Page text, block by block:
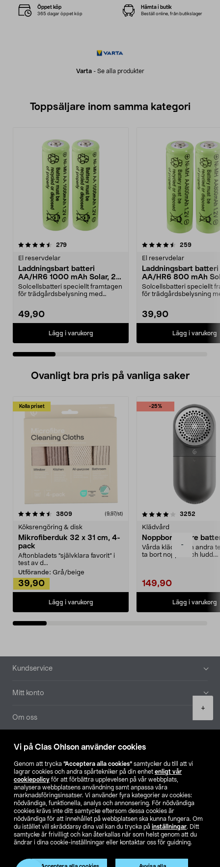
Vi på Clas Ohlson använder cookies
Genom att trycka ”Acceptera alla cookies” samtycker du till att vi
lagrar cookies och andra spårtekniker på din enhet enligt vår
cookiepolicy för att förbättra upplevelsen på vår webbplats,
analysera webbplatsens användning samt anpassa våra
marknadsföringsinsatser. Vi använder fyra kategorier av cookies:
nödvändiga, funktionella, analys och annonsering. För nödvändiga
cookies krävs inte ditt samtycke eftersom dessa cookies är
nödvändiga för att innehållet på webbplatsen ska kunna fungera. Om
du istället vill skräddarsy dina val kan du trycka på inställningar. Ditt
samtycke är frivilligt och kan återkallas när som helst genom att du
ändrar i dina cookie-inställningar eller kontaktar oss för guidning.
-
+
Varta- Se alla produkter
Öppet köp
365 dagar öppet köp
Hämta i butik
Beställ online, från butikslager
Toppsäljare inom samma kategori
279recensioner
El reservdelar
Laddningsbart batteri
AA/HR6 1000 mAh Solar, 2-
pack
Solcellsbatteri speciellt framtagen
för trädgårdsbelysning med
49,90
Lägg i varukorg
4.5 av 5 stjärnor 259
El reservdelar
Laddningsbart batteri
AA/HR6 800 mAh
pack
Solcellsbatteri speciellt
för trädgårdsbelysning
39,90
Lägg i varukorg
4.5 av 5 stjärnor
Ovanligt bra pris på vanliga saker
Kolla priset
3809recensioner (9,97/st)
Köksrengöring & disk
Mikrofiberduk 32 x 31 cm, 4-
pack
Aftonbladets "självklara favorit” i
test av d...
Utförande: Grå/beige
39,90
Lägg i varukorg
-25%
4.0av 5 stjärnor 3252
Klädvård
Noppborttagare
Vårda kläder och andra
ta bort noppor och ludd.
149,90
Lägg i varukorg
4.5av 5 stjärnor
Sidfot
Kundservice
Mitt konto
Om oss
Aktuellt
Våra bolag
Hitta butik
SE NO FI